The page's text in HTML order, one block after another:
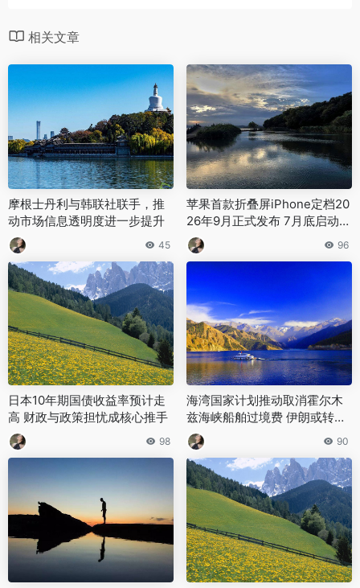
相关文章
摩根士丹利与韩联社联手，推
动市场信息透明度进一步提升
45
苹果首款折叠屏iPhone定档20
26年9月正式发布 7月底启动大
规模量产
96
日本10年期国债收益率预计走
高 财政与政策担忧成核心推手
98
海湾国家计划推动取消霍尔木
兹海峡船舶过境费 伊朗或转向
收取环境及安全相关费用
90